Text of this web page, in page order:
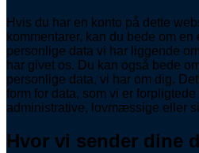
Hvis du har en konto på dette
kommentarer, kan du bede om
personlige data vi har liggende
har givet os. Du kan også bede
personlige data, vi har om dig.
form for data, som vi er
administrative, lovmæssige eller
Hvor vi sender dine